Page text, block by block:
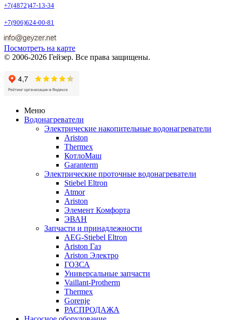
+7(4872)47-13-34
+7(906)624-00-81
Посмотреть на карте
© 2006-2026 Гейзер. Все права защищены.
Меню
Водонагреватели
Электрические накопительные водонагреватели
Ariston
Thermex
КотлоМаш
Garanterm
Электрические проточные водонагреватели
Stiebel Eltron
Atmor
Ariston
Элемент Комфорта
ЭВАН
Запчасти и принадлежности
AEG-Stiebel Eltron
Ariston Газ
Ariston Электро
ГОЗСА
Универсальные запчасти
Vaillant-Protherm
Thermex
Gorenje
РАСПРОДАЖА